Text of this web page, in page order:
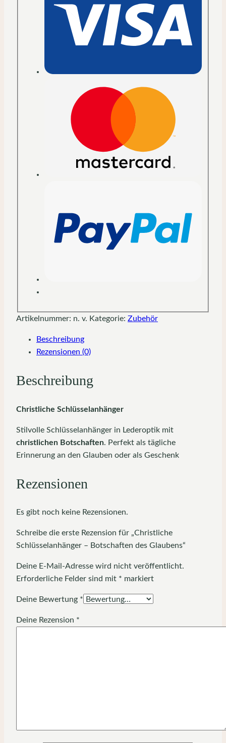
Artikelnummer: n. v. Kategorie: Zubehör
Beschreibung
Rezensionen (0)
Beschreibung
Christliche Schlüsselanhänger
Stilvolle Schlüsselanhänger in Lederoptik mit
christlichen Botschaften. Perfekt als tägliche
Erinnerung an den Glauben oder als Geschenk
Rezensionen
Es gibt noch keine Rezensionen.
Schreibe die erste Rezension für „Christliche
Schlüsselanhänger – Botschaften des Glaubens“
Deine E-Mail-Adresse wird nicht veröffentlicht.
Erforderliche Felder sind mit * markiert
Deine Bewertung *
Deine Rezension *